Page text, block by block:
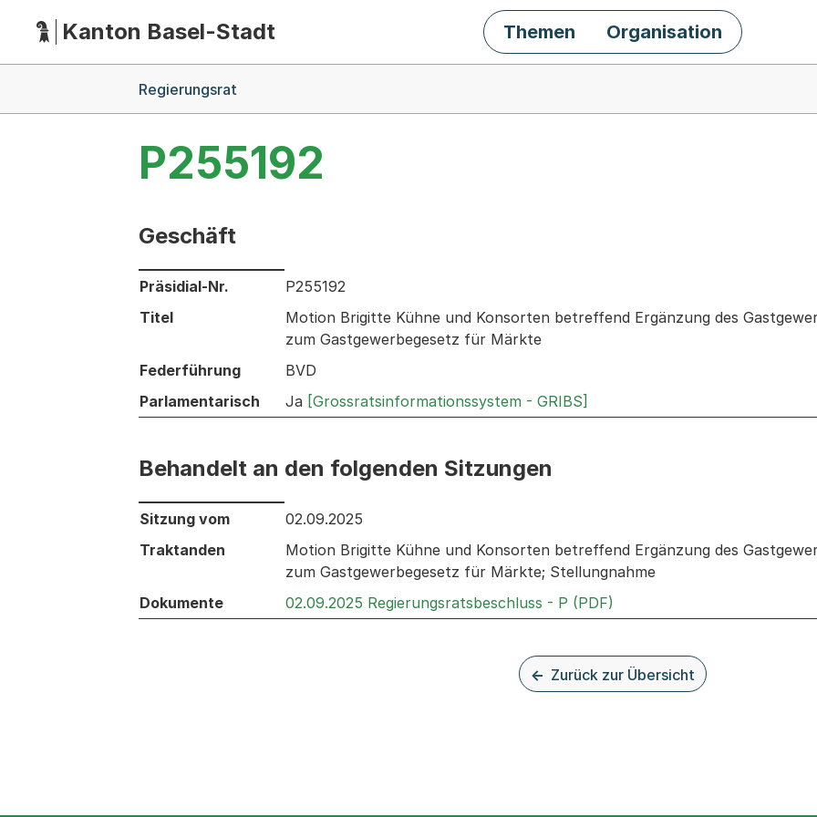
HauptnavigationKanton Basel-Stadt Themen Organisation
Regierungsrat
P255192
Geschäft
Informationen zum Ausgewählten Geschäft
Präsidial-Nr.
P255192
Titel
Motion Brigitte Kühne und Konsorten betreffend Ergänzung des
zum Gastgewerbegesetz für Märkte
Federführung
BVD
Parlamentarisch
Ja [Grossratsinformationssystem - GRIBS]
Behandelt an den folgenden Sitzungen
Behandelt an den folgenden Sitzungen: Informationen zu den Sitzungen zum Geschäft
Sitzung vom
02.09.2025
Traktanden
Motion Brigitte Kühne und Konsorten betreffend Ergänzung des
zum Gastgewerbegesetz für Märkte; Stellungnahme
Dokumente
02.09.2025 Regierungsratsbeschluss - P (PDF)
Zurück zur Übersicht